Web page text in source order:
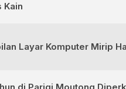
Kain
Layar Komputer Mirip